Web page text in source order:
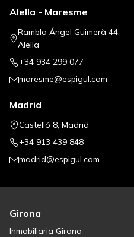
Alella - Maresme
Rambla Ángel Guimerà 44,
Alella
+34 934 299 077
maresme@espigul.com
Madrid
Castelló 8, Madrid
+34 913 439 848
madrid@espigul.com
Girona
Inmobiliaria Girona